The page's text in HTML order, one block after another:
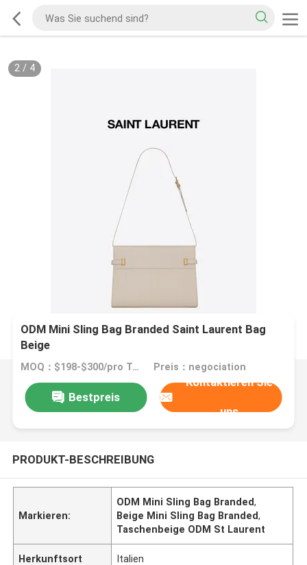
2/ 4
ODM Mini Sling Bag Branded Saint Laurent Bag
Beige
MOQ：$198-$300/pro Tasche Preis：negociation
Bestpreis
Kontaktieren Sie
uns
PRODUKT-BESCHREIBUNG
Markieren:
ODM Mini Sling Bag Branded,
Beige Mini Sling Bag Branded,
Taschenbeige ODM St Laurent
Herkunftsort Italien